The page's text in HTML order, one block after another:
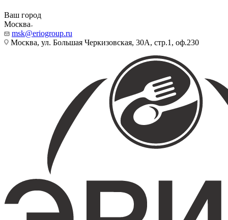
Ваш город
Москва
msk@eriogroup.ru
Москва, ул. Большая Черкизовская, 30А, стр.1, оф.230